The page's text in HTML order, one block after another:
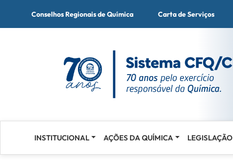
Conselhos Regionais de Química Carta de Serviços
INSTITUCIONAL AÇÕES DA QUÍMICA LEGISLAÇÃO
o